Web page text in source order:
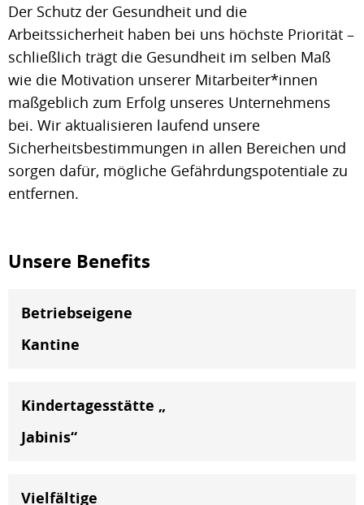
Der Schutz der Gesundheit und die
Arbeitssicherheit haben bei uns höchste Priorität –
schließlich trägt die Gesundheit im selben Maß
wie die Motivation unserer Mitarbeiter*innen
maßgeblich zum Erfolg unseres Unternehmens
bei. Wir aktualisieren laufend unsere
Sicherheitsbestimmungen in allen Bereichen und
sorgen dafür, mögliche Gefährdungspotentiale zu
entfernen.
Unsere Benefits
Betriebseigene
Kantine
Kindertagesstätte „
Jabinis“
Vielfältige